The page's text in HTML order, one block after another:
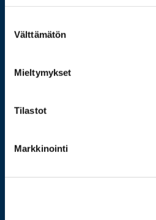
valinta
Välttämätön
Mieltymykset
Tilastot
Markkinointi
Yhteistyö